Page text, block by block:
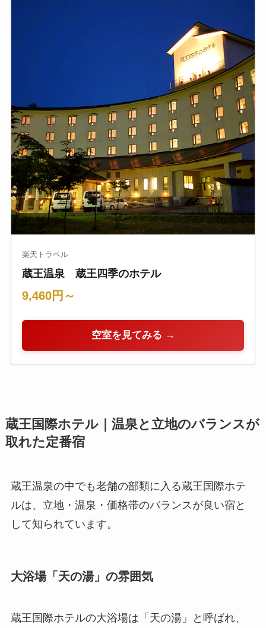
楽天トラベル
蔵王温泉 蔵王四季のホテル
9,460円～
空室を見てみる →
蔵王国際ホテル｜温泉と立地のバランスが
取れた定番宿
蔵王温泉の中でも老舗の部類に入る蔵王国際ホテ
ルは、立地・温泉・価格帯のバランスが良い宿と
して知られています。
大浴場「天の湯」の雰囲気
蔵王国際ホテルの大浴場は「天の湯」と呼ばれ、